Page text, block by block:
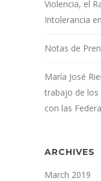
Violencia, el
Intolerancia
Notas de
María José
trabajo de los
con las
ARCHIVES
March 2019